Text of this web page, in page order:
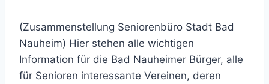
(Zusammenstellung Seniorenbüro Stadt Bad
Nauheim) Hier stehen alle wichtigen
Information für die Bad Nauheimer Bürger, alle
für Senioren interessante Vereinen, deren